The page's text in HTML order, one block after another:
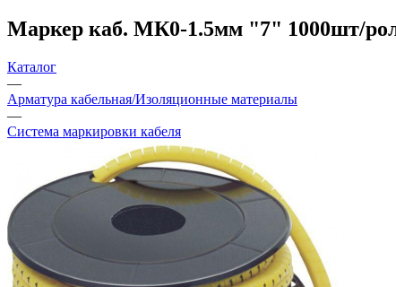
Маркер каб. МК0-1.5мм "7" 1000шт/
Каталог
—
Арматура кабельная/Изоляционные материалы
—
Система маркировки кабеля